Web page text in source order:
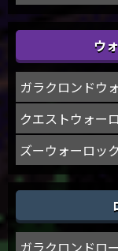
ウ
ガラクロンドウ
クエストウォー
ズーウォーロック
ガラクロンドロ